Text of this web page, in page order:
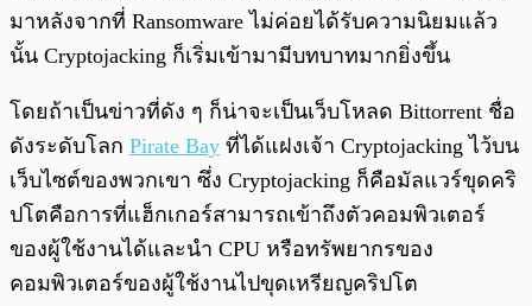
มาหลังจากที่ Ransomware ไม่ค่อยได้รับความนิยมแล้ว
นั้น Cryptojacking ก็เริ่มเข้ามามีบทบาทมากยิ่งขึ้น
โดยถ้าเป็นข่าวที่ดัง ๆ ก็น่าจะเป็นเว็บโหลด Bittorrent ชื่อ
ดังระดับโลก Pirate Bay ที่ได้แฝงเจ้า Cryptojacking ไว้บน
เว็บไซต์ของพวกเขา ซึ่ง Cryptojacking ก็คือมัลแวร์ขุดคริ
ปโตคือการที่แฮ็กเกอร์สามารถเข้าถึงตัวคอมพิวเตอร์
ของผู้ใช้งานได้และนำ CPU หรือทรัพยากรของ
คอมพิวเตอร์ของผู้ใช้งานไปขุดเหรียญคริปโต